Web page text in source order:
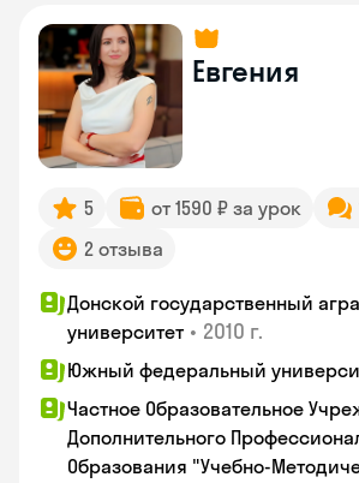
Евгения
5 от 1590 ₽ за урок
2 отзыва
Донской государственный
университет • 2010 г.
Южный федеральный
Частное Образовательное
Дополнительного
Образования "Учебно-